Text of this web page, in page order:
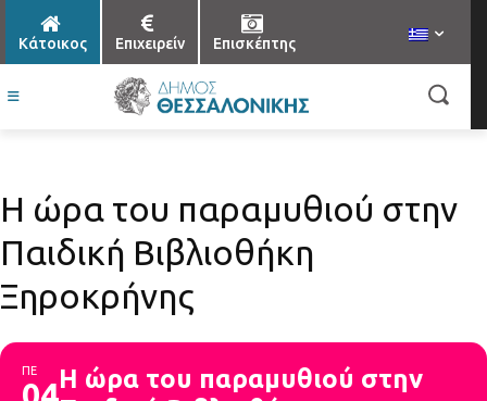
Κάτοικος Επιχειρείν Επισκέπτης
Η ώρα του παραμυθιού στην
Παιδική Βιβλιοθήκη
Ξηροκρήνης
ΠΕ
Η ώρα του παραμυθιού στην